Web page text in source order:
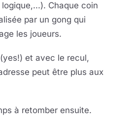
Chaque coin
par un gong qui
les joueurs.
et avec le recul,
peut être plus aux
à retomber ensuite.